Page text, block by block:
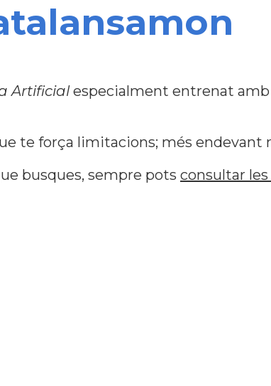
Artificialespecialment entrenat amb
te força limitacions; més endevant
busques, sempre pots consultar les